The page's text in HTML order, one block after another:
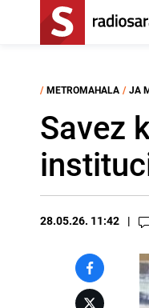
/ METROMAHALA / JA
Savez
28.05.26. 11:42